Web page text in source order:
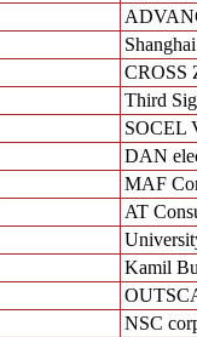
CROSS
Third
SOCEL
DAN
MAF
AT
Kamil
NSC